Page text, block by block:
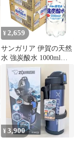
¥ 2,659
サンガリア 伊賀の天然
水 強炭酸水 1000ml
1L×2ケース/24本
¥3,900